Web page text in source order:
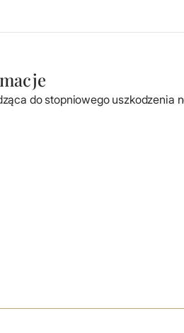
do stopniowego uszkodzenia